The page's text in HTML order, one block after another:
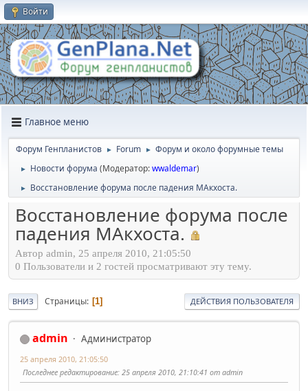
Войти
Главное меню
Форум Генпланистов ► Forum ► Форум и около форумные темы
► Новости форума (Модератор:wwaldemar)
► Восстановление форума после падения МАкхоста.
Восстановление форума после
падения МАкхоста.
Автор admin, 25 апреля 2010, 21:05:50
0 Пользователи и 2 гостей просматривают эту тему.
ВНИЗ Страницы 1 ДЕЙСТВИЯ ПОЛЬЗОВАТЕЛЯ
admin Администратор
25 апреля 2010, 21:05:50
Последнее редактирование: 25 апреля 2010, 21:10:41 от admin